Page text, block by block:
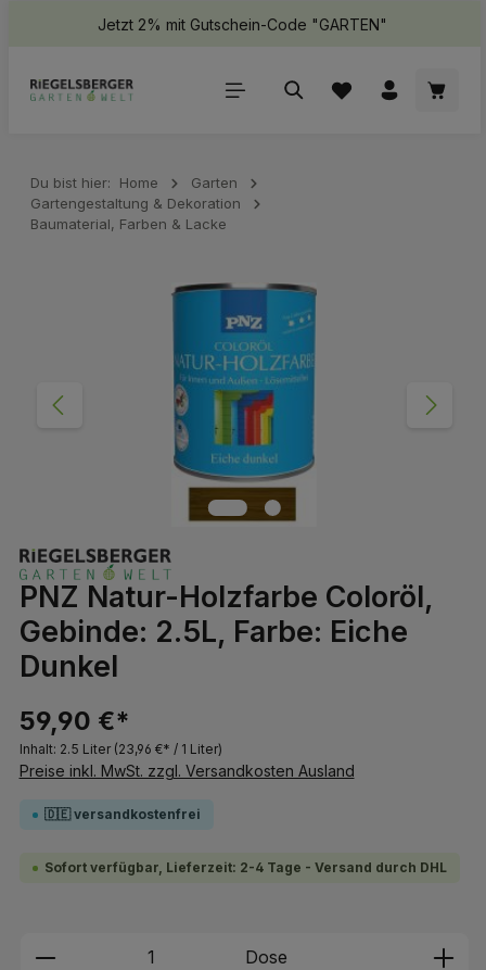
springenJetzt 2% mit Gutschein-Code "GARTEN"
Du bist hier: Home
Garten
Gartengestaltung & Dekoration
Baumaterial, Farben & Lacke
Bildergalerie überspringen
PNZ Natur-Holzfarbe Coloröl,
Gebinde: 2.5L, Farbe: Eiche
Dunkel
59,90 €*
Inhalt: 2.5 Liter (23,96 €* / 1 Liter)
Preise inkl. MwSt. zzgl. Versandkosten Ausland
🇩🇪 versandkostenfrei
Sofort verfügbar, Lieferzeit: 2-4 Tage - Versand durch DHL
Produkt Anzahl: Gib den
Dose